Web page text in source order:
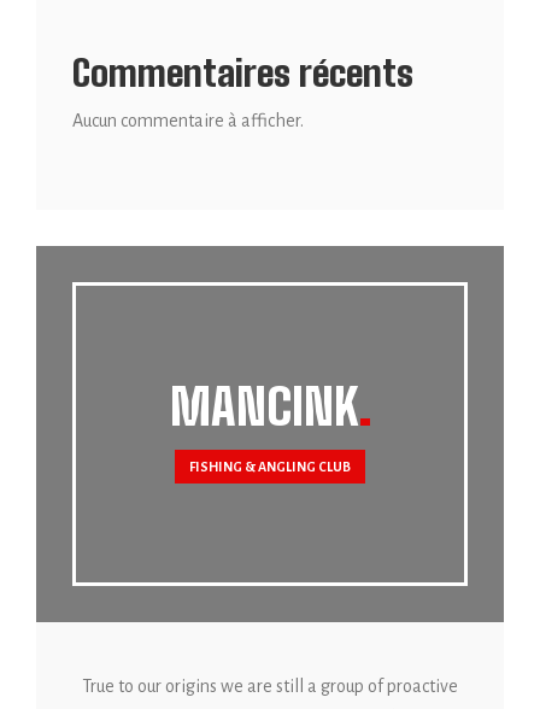
Commentaires récents
Aucun commentaire à afficher.
MANCINK
FISHING & ANGLING CLUB
True to our origins we are still a group of proactive